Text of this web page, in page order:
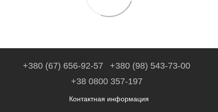
+380 (67) 656-92-57
+380 (98) 543-73-00
+38 0800 357-197
Контактная информация